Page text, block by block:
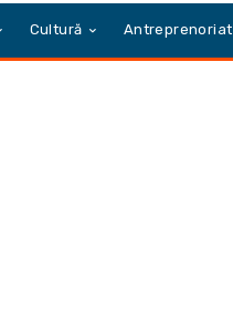
Cultură Antreprenoriat